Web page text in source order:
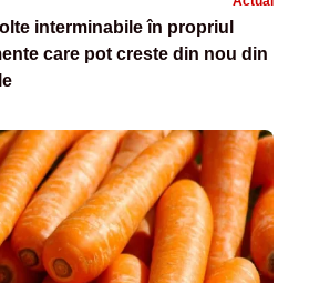
interminabile în propriul
care pot creste din nou din